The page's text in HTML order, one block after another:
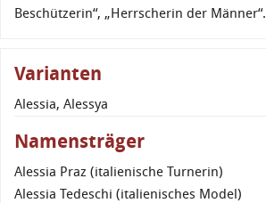
Beschützerin“, „Herrscherin der Männer“.
Varianten
Alessia, Alessya
Namensträger
Alessia Praz (italienische Turnerin)
Alessia Tedeschi (italienisches Model)